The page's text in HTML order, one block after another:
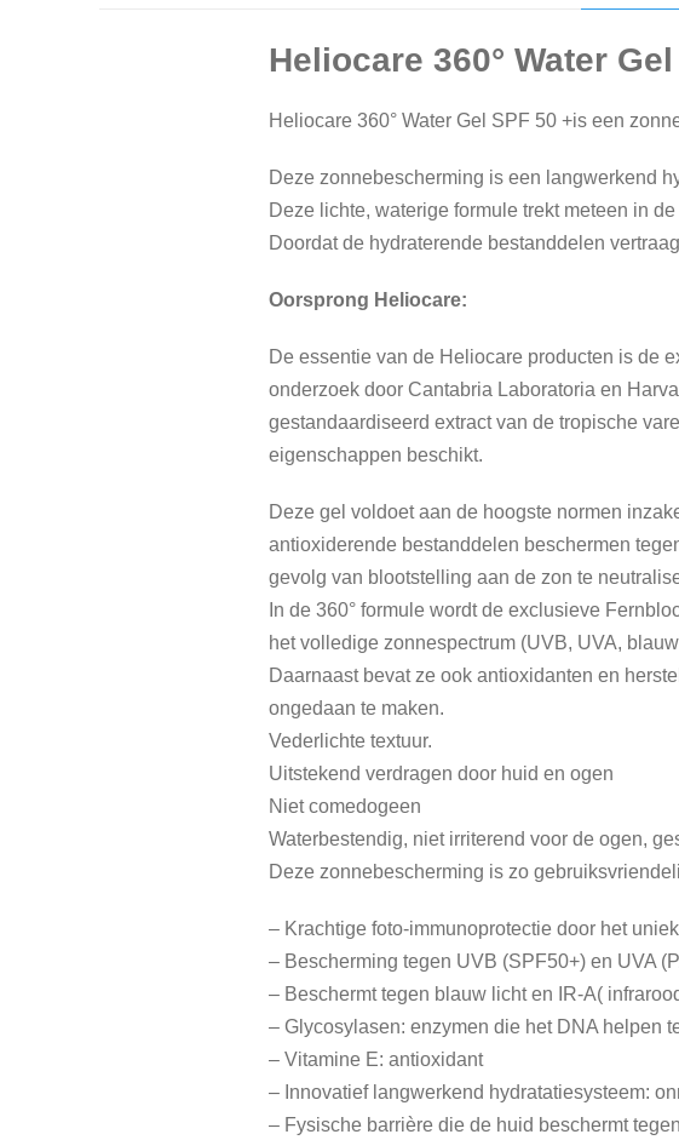
Heliocare 360° Water
Heliocare 360° Water Gel SPF 50 +is een
Deze zonnebescherming is een langwerkend
Deze lichte, waterige formule trekt meteen in
Doordat de hydraterende bestanddelen
Oorsprong Heliocare:
De essentie van de Heliocare producten is de
onderzoek door Cantabria Laboratoria en
gestandaardiseerd extract van de tropische
eigenschappen beschikt.
Deze gel voldoet aan de hoogste normen
antioxiderende bestanddelen beschermen
gevolg van blootstelling aan de zon te
In de 360° formule wordt de exclusieve
het volledige zonnespectrum (UVB, UVA,
Daarnaast bevat ze ook antioxidanten en
ongedaan te maken.
Vederlichte textuur.
Uitstekend verdragen door huid en ogen
Niet comedogeen
Waterbestendig, niet irriterend voor de ogen,
Deze zonnebescherming is zo
– Krachtige foto-immunoprotectie door het
– Bescherming tegen UVB (SPF50+) en UVA
– Beschermt tegen blauw licht en IR-A(
– Glycosylasen: enzymen die het DNA helpen
– Vitamine E: antioxidant
– Innovatief langwerkend hydratatiesysteem:
– Fysische barrière die de huid beschermt